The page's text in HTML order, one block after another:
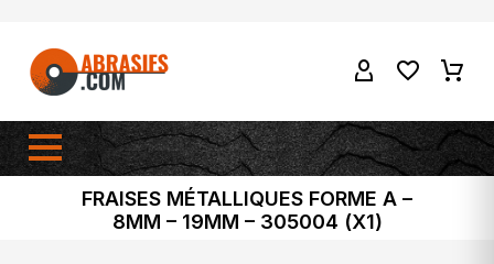
FRAISES MÉTALLIQUES FORME A –
8MM – 19MM – 305004 (X1)